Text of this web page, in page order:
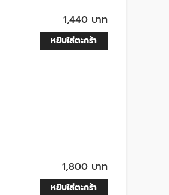
1,440 บาท
หยิบใส่ตะกร้า
1,800 บาท
หยิบใส่ตะกร้า